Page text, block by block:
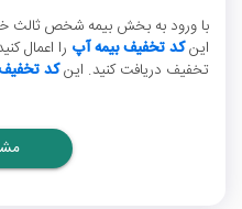
با ورود به بخش بیمه شخص ثالث
اینکد تخفیف بیمه آپ
تخفیف دریافت کنید. اینکد